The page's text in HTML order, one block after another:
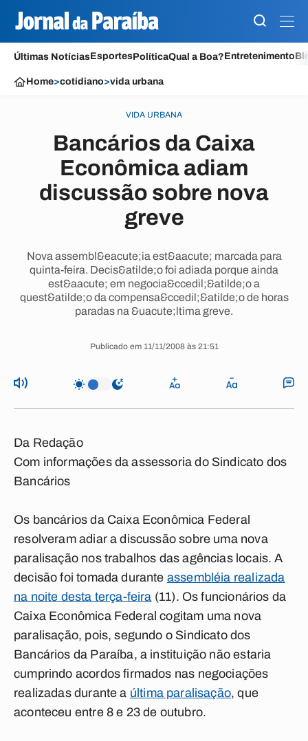
Últimas NotíciasEsportesPolíticaQual a Boa?Entretenimento
Home>cotidiano>vida urbana
VIDA URBANA
Bancários da Caixa
Econômica adiam
discussão sobre nova
greve
Nova assembl&eacute;ia est&aacute; marcada para
quinta-feira. Decis&atilde;o foi adiada porque ainda
est&aacute; em negocia&ccedil;&atilde;o a
quest&atilde;o da compensa&ccedil;&atilde;o de horas
paradas na &uacute;ltima greve.
Publicado em 11/11/2008 às 21:51
Da Redação
Com informações da assessoria do Sindicato dos
Bancários
Os bancários da Caixa Econômica Federal
resolveram adiar a discussão sobre uma nova
paralisação nos trabalhos das agências locais. A
decisão foi tomada durante assembléia realizada
na noite desta terça-feira (11). Os funcionários da
Caixa Econômica Federal cogitam uma nova
paralisação, pois, segundo o Sindicato dos
Bancários da Paraíba, a instituição não estaria
cumprindo acordos firmados nas negociações
realizadas durante a última paralisação, que
aconteceu entre 8 e 23 de outubro.